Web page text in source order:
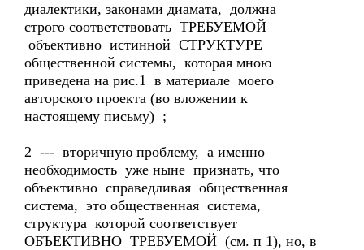
диалектики, законами диамата, должна
строго соответствовать ТРЕБУЕМОЙ
объективно истинной СТРУКТУРЕ
общественной системы, которая мною
приведена на рис.1 в материале моего
авторского проекта (во вложении к
настоящему письму) ;
2 --- вторичную проблему, а именно
необходимость уже ныне признать, что
объективно справедливая общественная
система, это общественная система,
структура которой соответствует
ОБЪЕКТИВНО ТРЕБУЕМОЙ (см. п 1), но, в